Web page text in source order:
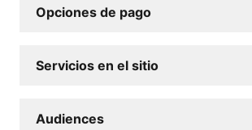
Opciones de pago
Servicios en el sitio
Audiences